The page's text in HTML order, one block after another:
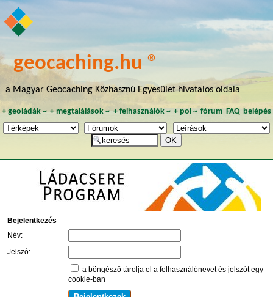
geocaching.hu ®
a Magyar Geocaching Közhasznú Egyesület hivatalos oldala
+ geoládák~ +megtalálások ~ + felhasználók~ + poi~ fórum FAQ belépés
Bejelentkezés
Név:
Jelszó:
a böngésző tárolja el a felhasználónevet és jelszót egy
cookie-ban